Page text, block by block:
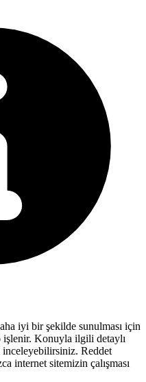
iyi bir şekilde sunulması için
işlenir. Konuyla ilgili detaylı
Reddet
internet sitemizin çalışması